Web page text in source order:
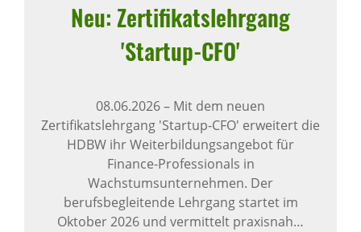
Neu: Zerti­fi­kats­lehr­gang
'Startup-CFO'
08.06.2026– Mit dem neuen
Zertifikatslehrgang 'Startup-CFO' erweitert die
HDBW ihr Weiterbildungsangebot für
Finance-Professionals in
Wachstumsunternehmen. Der
berufsbegleitende Lehrgang startet im
Oktober 2026 und vermittelt praxisnah…